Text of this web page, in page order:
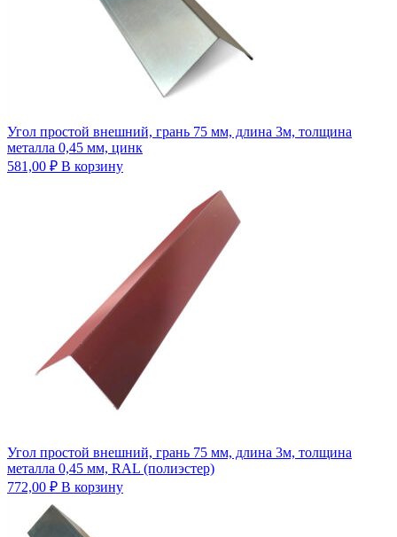
Угол простой внешний, грань 75 мм, длина 3м, толщина
металла 0,45 мм, цинк
581,00 ₽ В корзину
Угол простой внешний, грань 75 мм, длина 3м, толщина
металла 0,45 мм, RAL (полиэстер)
772,00 ₽ В корзину